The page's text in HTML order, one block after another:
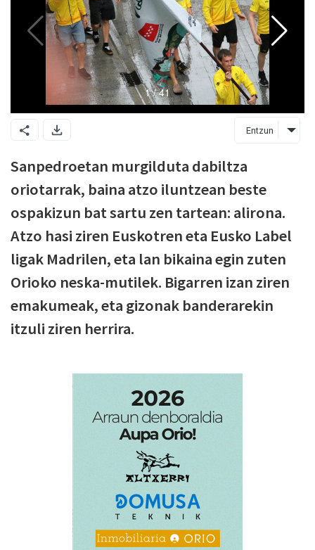
Entzun
Sanpedroetan murgilduta dabiltza
oriotarrak, baina atzo iluntzean beste
ospakizun bat sartu zen tartean: alirona.
Atzo hasi ziren Euskotren eta Eusko Label
ligak Madrilen, eta lan bikaina egin zuten
Orioko neska-mutilek. Bigarren izan ziren
emakumeak, eta gizonak banderarekin
itzuli ziren herrira.